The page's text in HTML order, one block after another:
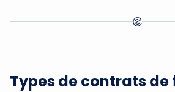
Types de contrats